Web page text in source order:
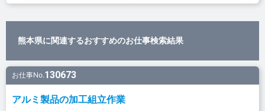
熊本県に関連するおすすめのお仕事検索結果
お仕事No.130673
アルミ製品の加工組立作業